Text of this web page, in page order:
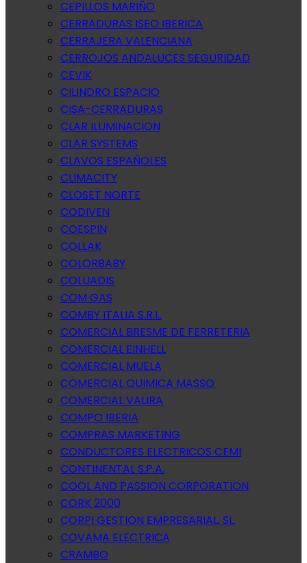
CEPILLOS MARIÑO
CERRADURAS ISEO IBERICA
CERRAJERA VALENCIANA
CERROJOS ANDALUCES SEGURIDAD
CEVIK
CILINDRO ESPACIO
CISA-CERRADURAS
CLAR ILUMINACION
CLAR SYSTEMS
CLAVOS ESPAÑOLES
CLIMACITY
CLOSET NORTE
CODIVEN
COESPIN
COLLAK
COLORBABY
COLUADIS
COM GAS
COMBY ITALIA S.R.L.
COMERCIAL BRESME DE FERRETERIA
COMERCIAL EINHELL
COMERCIAL MUELA
COMERCIAL QUIMICA MASSO
COMERCIAL VALIRA
COMPO IBERIA
COMPRAS MARKETING
CONDUCTORES ELECTRICOS CEMI
CONTINENTAL S.P.A.
COOL AND PASSION CORPORATION
CORK 2000
CORPI GESTION EMPRESARIAL, SL.
COVAMA ELECTRICA
CRAMBO